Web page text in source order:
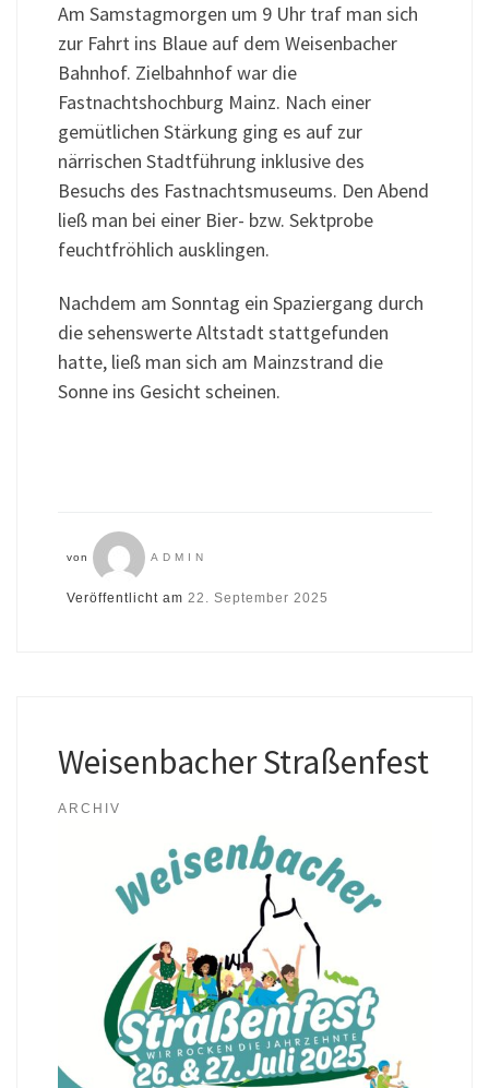
Am Samstagmorgen um 9 Uhr traf man sich
zur Fahrt ins Blaue auf dem Weisenbacher
Bahnhof. Zielbahnhof war die
Fastnachtshochburg Mainz. Nach einer
gemütlichen Stärkung ging es auf zur
närrischen Stadtführung inklusive des
Besuchs des Fastnachtsmuseums. Den Abend
ließ man bei einer Bier- bzw. Sektprobe
feuchtfröhlich ausklingen.
Nachdem am Sonntag ein Spaziergang durch
die sehenswerte Altstadt stattgefunden
hatte, ließ man sich am Mainzstrand die
Sonne ins Gesicht scheinen.
von ADMIN
Veröffentlicht am 22. September 2025
Weisenbacher Straßenfest
ARCHIV